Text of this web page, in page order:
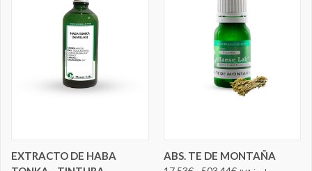
EXTRACTO DE HABA
ABS. TE DE MONTAÑA